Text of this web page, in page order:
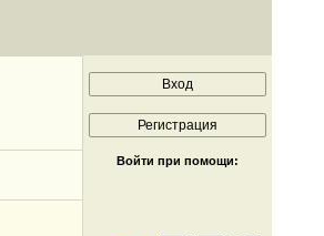
Войти при помощи: